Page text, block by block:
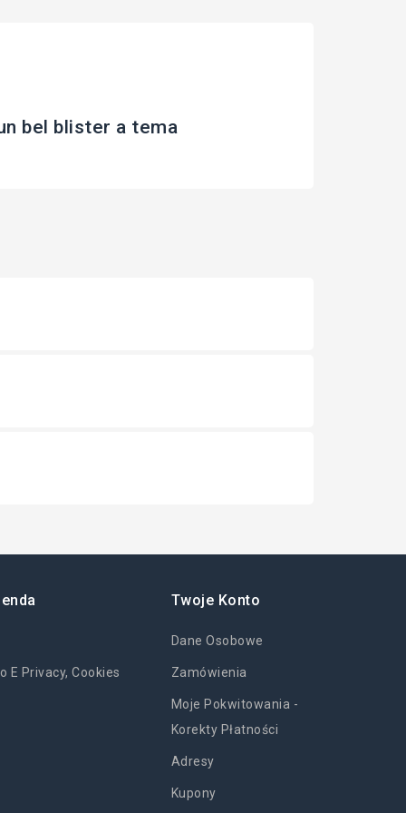
bel blister a tema
E Privacy, Cookies
Twoje Konto
Dane Osobowe
Zamówienia
Moje Pokwitowania -
Korekty Płatności
Adresy
Kupony